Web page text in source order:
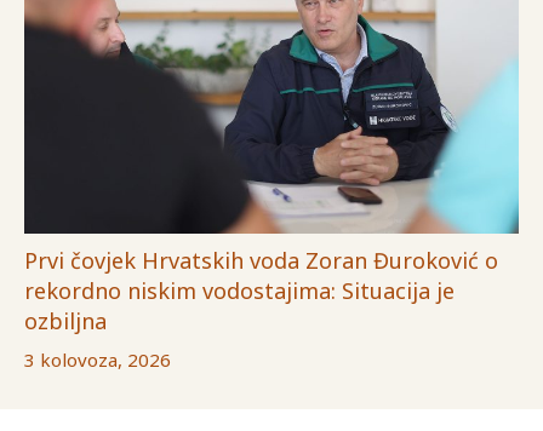
Prvi čovjek Hrvatskih voda Zoran Đuroković o
rekordno niskim vodostajima: Situacija je
ozbiljna
3 kolovoza, 2026